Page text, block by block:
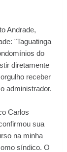
Andrade,
"Taguatinga
do
diretamente
receber
administrador.
Carlos
sua
na minha
síndico. O